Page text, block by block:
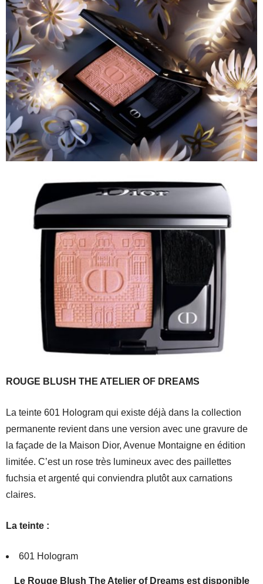
ROUGE BLUSH THE ATELIER OF DREAMS
La teinte 601 Hologram qui existe déjà dans la collection
permanente revient dans une version avec une gravure de
la façade de la Maison Dior, Avenue Montaigne en édition
limitée. C’est un rose très lumineux avec des paillettes
fuchsia et argenté qui conviendra plutôt aux carnations
claires.
La teinte :
601 Hologram
Le Rouge Blush The Atelier of Dreams est disponible